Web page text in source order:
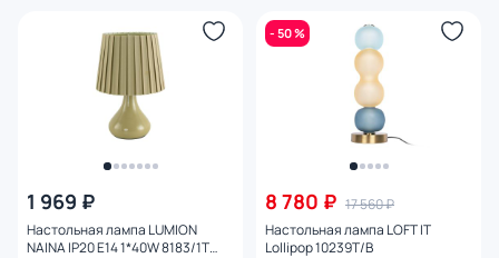
1 969 ₽
Настольная лампа LUMION
NAINA IP20 E14 1*40W 8183/1T
- 50 %
8 780 ₽ 17 560 ₽
Настольная лампа LOFT IT
Lollipop 10239T/B
Высота (мм)
Ширина (мм)
Диаметр (мм)